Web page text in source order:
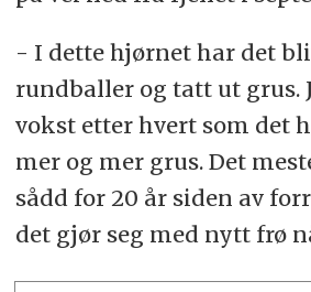
- I dette hjørnet har det
rundballer og tatt ut grus.
vokst etter hvert som det
mer og mer grus. Det
sådd for 20 år siden av
det gjør seg med nytt frø